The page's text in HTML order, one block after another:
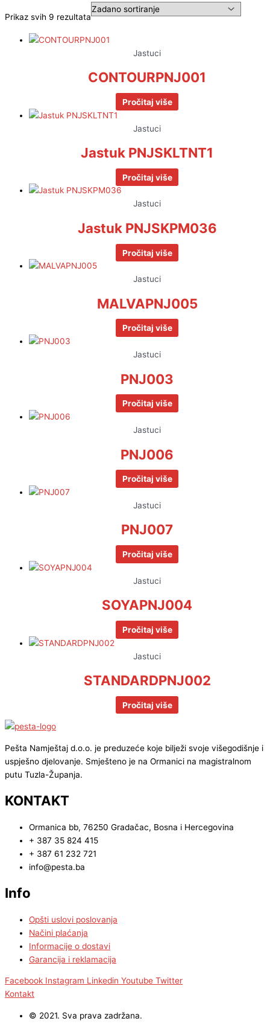
Prikaz svih 9 rezultata
Jastuci
CONTOURPNJ001
Pročitaj više
Jastuci
Jastuk PNJSKLTNT1
Pročitaj više
Jastuci
Jastuk PNJSKPM036
Pročitaj više
Jastuci
MALVAPNJ005
Pročitaj više
Jastuci
PNJ003
Pročitaj više
Jastuci
PNJ006
Pročitaj više
Jastuci
PNJ007
Pročitaj više
Jastuci
SOYAPNJ004
Pročitaj više
Jastuci
STANDARDPNJ002
Pročitaj više
Pešta Namještaj d.o.o. je preduzeće koje bilježi svoje višegodišnje i
uspješno djelovanje. Smješteno je na Ormanici na magistralnom
putu Tuzla-Županja.
KONTAKT
Ormanica bb, 76250 Gradačac, Bosna i Hercegovina
+ 387 35 824 415
+ 387 61 232 721
info@pesta.ba
Info
Opšti uslovi poslovanja
Načini plaćanja
Informacije o dostavi
Garancija i reklamacija
Facebook Instagram Linkedin Youtube Twitter
Kontakt
© 2021. Sva prava zadržana.